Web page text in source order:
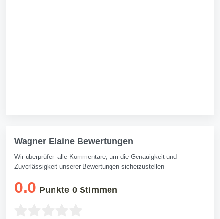
Wagner Elaine Bewertungen
Wir überprüfen alle Kommentare, um die Genauigkeit und
Zuverlässigkeit unserer Bewertungen sicherzustellen
0.0 Punkte 0Stimmen